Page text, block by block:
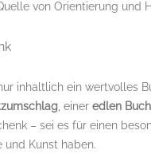
von Orientierung und
inhaltlich ein wertvolles
, einer edlen
– sei es für einen
und Kunst haben.